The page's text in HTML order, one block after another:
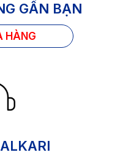
GẦN BẠN
HÀNG